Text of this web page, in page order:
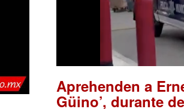
Aprehenden a
Güino’, durante